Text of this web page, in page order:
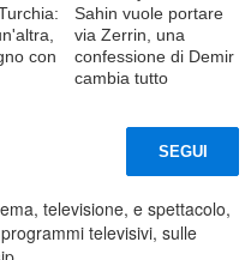
con
Sahin vuole portare
via Zerrin, una
confessione di Demir
cambia tutto
SEGUI
televisione, e spettacolo,
televisivi, sulle